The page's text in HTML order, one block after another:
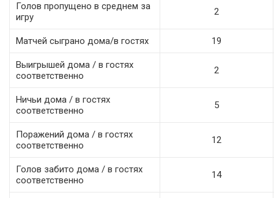
Голов пропущено в среднем за
игру
2
Матчей сыграно дома/в гостях 19
Выигрышей дома / в гостях
соответственно
2
Ничьи дома / в гостях
соответственно
5
Поражений дома / в гостях
соответственно
12
Голов забито дома / в гостях
соответственно
14